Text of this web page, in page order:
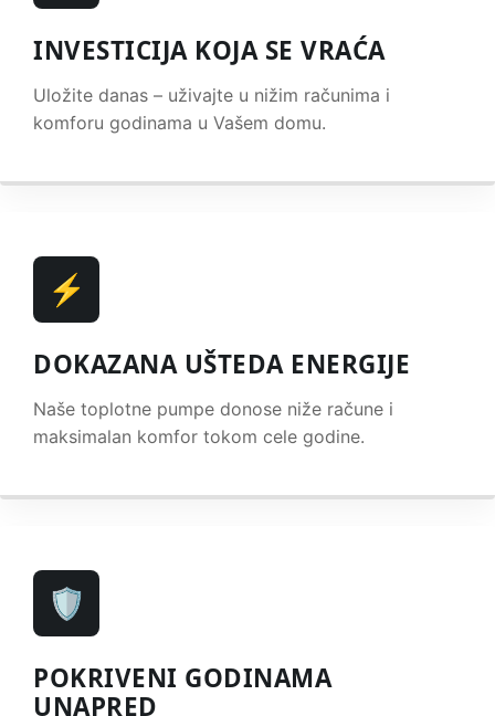
INVESTICIJA KOJA SE VRAĆA
Uložite danas – uživajte u nižim računima i
komforu godinama u Vašem domu.
⚡
DOKAZANA UŠTEDA ENERGIJE
Naše toplotne pumpe donose niže račune i
maksimalan komfor tokom cele godine.
🛡️
POKRIVENI GODINAMA
UNAPRED